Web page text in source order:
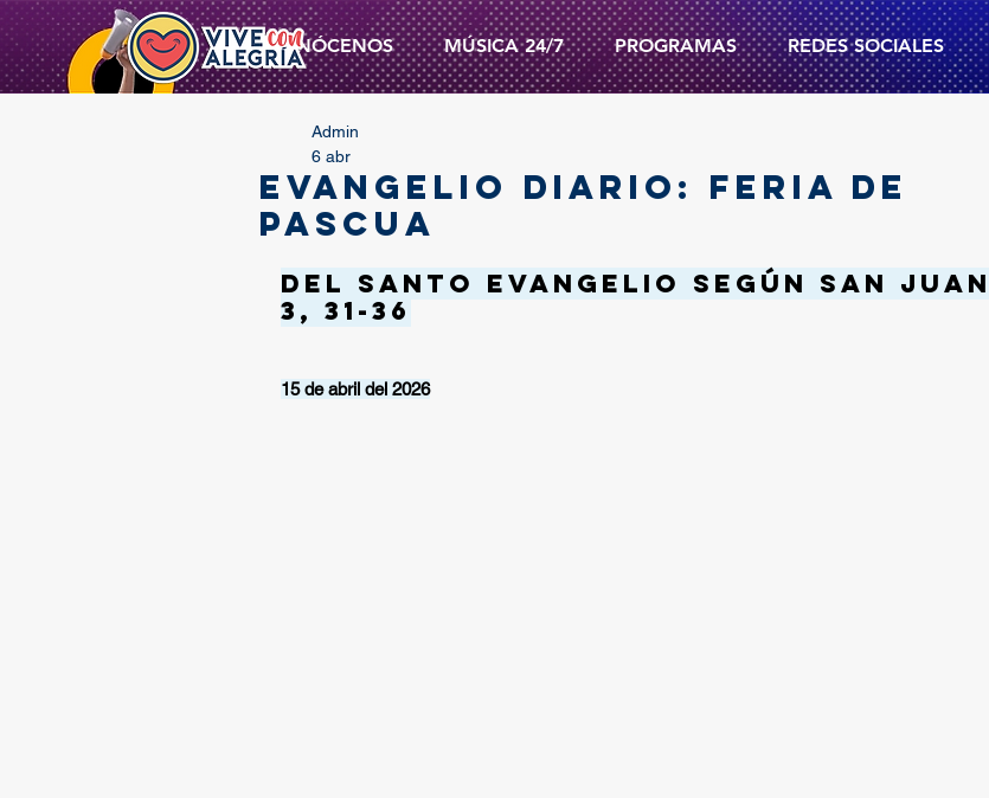
CONÓCENOS MÚSICA 24/7 PROGRAMAS REDES SOCIALES
EVANGELIO DIARIO: FERIA DE
PASCUA
Admin
6 abr
Del santo Evangelio según san Juan
3, 31-36
15 de abril del 2026